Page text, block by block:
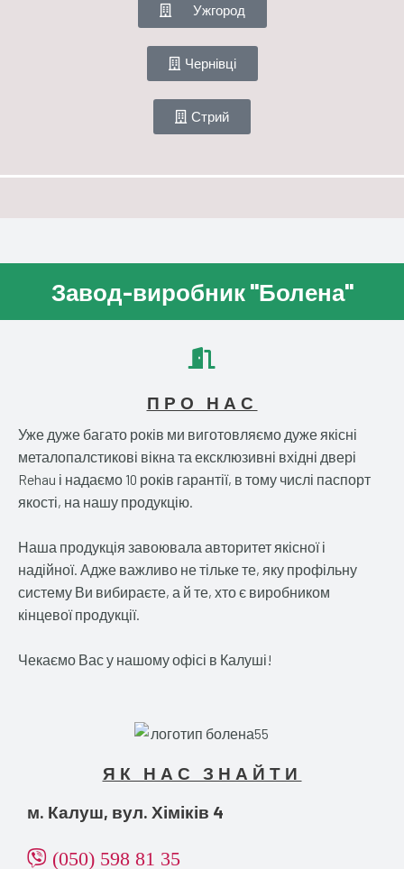
Ужгород
Чернівці
Стрий
Завод-виробник "Болена"
ПРО НАС
Уже дуже багато років ми виготовляємо дуже якісні
металопалстикові вікна та ексклюзивні вхідні двері
Rehau і надаємо 10 років гарантії, в тому числі паспорт
якості, на нашу продукцію.
Наша продукція завоювала авторитет якісної і
надійної. Адже важливо не тільке те, яку профільну
систему Ви вибираєте, а й те, хто є виробником
кінцевої продукції.
Чекаємо Вас у нашому офісі в Калуші!
ЯК НАС ЗНАЙТИ
м. Калуш, вул. Хіміків 4
(050) 598 81 35